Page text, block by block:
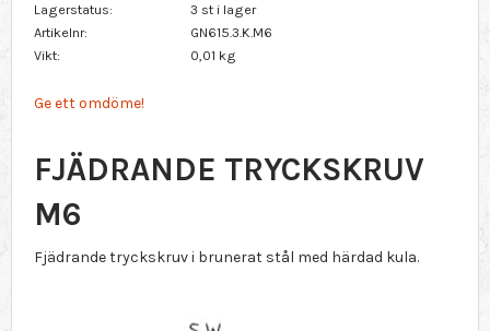
Lagerstatus
3 st i lager
Artikelnr
GN615.3.K.M6
Vikt
0,01 kg
Ge ett omdöme!
FJÄDRANDE TRYCKSKRUV
M6
Fjädrande tryckskruv i brunerat stål med härdad kula.